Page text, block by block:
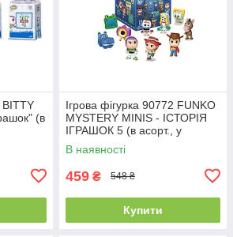
BITTY
(в
Ігрова фігурка 90772 FUNKO
MYSTERY MINIS - ІСТОРІЯ
ІГРАШОК 5 (в асорт., у
диспл.)
В наявності
459 ₴ 548 ₴
Купити